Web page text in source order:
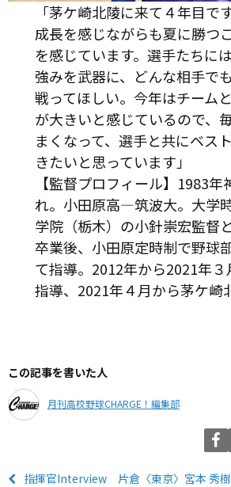
「茅ケ崎北陵に来て４年目で
成長を感じながらも夏に勝つ
を感じています。選手たちに
強みを武器に、どんな相手で
戦ってほしい。今年はチーム
が大きいと感じているので、
まくなって、選手と共にベス
きたいと思っています」
【監督プロフィール】1983年
れ。小田原高—筑波大。大学
学院（栃木）の小針崇宏監督
卒業後、小田原定時制で野球
て指導。2012年から2021年
指導、2021年４月から茅ケ崎
この記事を書いた人
月刊高校野球CHARGE！編集部
指揮官Interview 片倉〈東京〉宮本 秀